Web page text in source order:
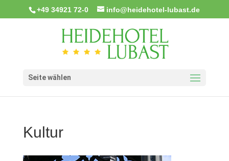
+49 34921 72-0 info@heidehotel-lubast.de
Seite wählen
Kultur